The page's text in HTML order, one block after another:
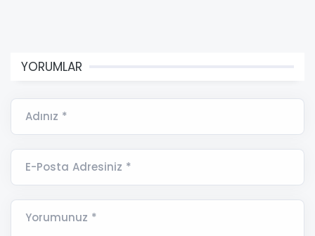
YORUMLAR
Adınız *
E-Posta Adresiniz *
Yorumunuz *